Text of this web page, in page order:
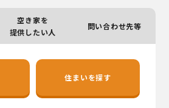
市町村を探す
移住者インタビュー
動画
空き家を
提供したい人
問い合わせ先等
住まいを探す